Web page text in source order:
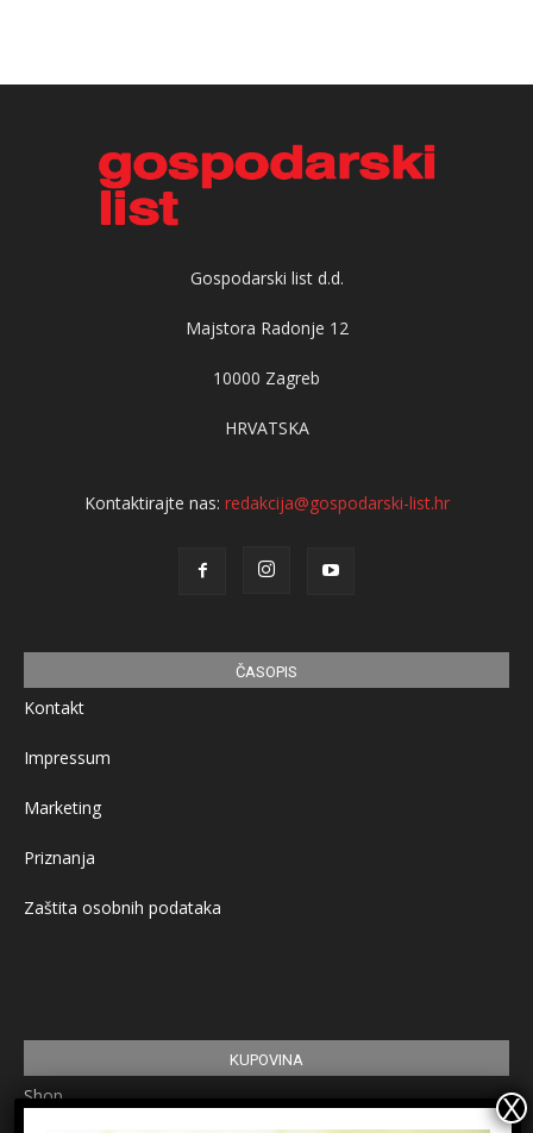
Gospodarski list d.d.
Majstora Radonje 12
10000 Zagreb
HRVATSKA
Kontaktirajte nas: redakcija@gospodarski-list.hr
ČASOPIS
Kontakt
Impressum
Marketing
Priznanja
Zaštita osobnih podataka
KUPOVINA
Shop